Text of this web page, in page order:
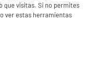
que visitas. Si no permites
ver estas herramientas